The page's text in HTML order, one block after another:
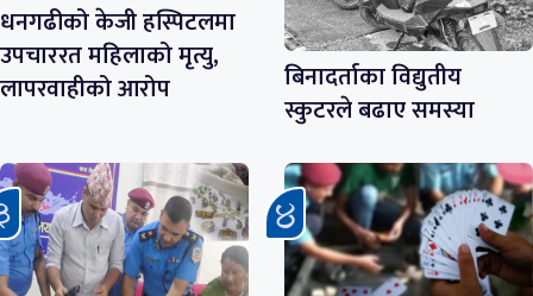
धनगढीको केजी हस्पिटलमा
उपचाररत महिलाको मृत्यु,
लापरवाहीको आरोप
बिनादर्ताका विद्युतीय
स्कुटरले बढाए समस्या